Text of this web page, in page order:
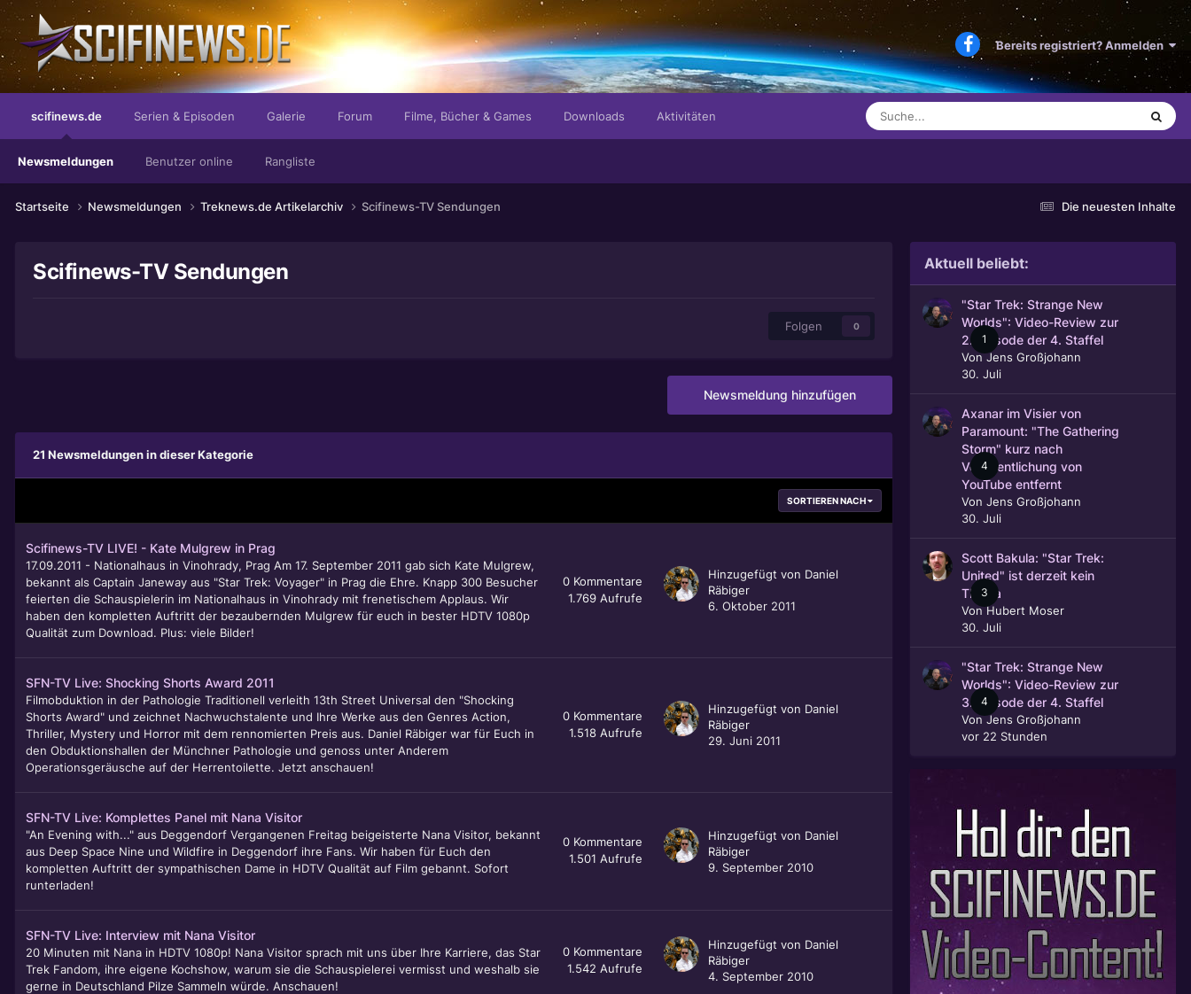
Bereits registriert? Anmelden
scifinews.de
Newsmeldungen Benutzer online Rangliste
Serien & Episoden Galerie Forum Filme, Bücher & Games Downloads Aktivitäten
Die neuesten Inhalte
Startseite Newsmeldungen Treknews.de Artikelarchiv Scifinews-TV Sendungen
Scifinews-TV Sendungen
Folgen 0
Newsmeldung hinzufügen
21 Newsmeldungen in dieser Kategorie
SORTIEREN NACH
Scifinews-TV LIVE! - Kate Mulgrew in Prag
17.09.2011 - Nationalhaus in Vinohrady, Prag Am 17. September 2011 gab sich Kate Mulgrew,
bekannt als Captain Janeway aus "Star Trek: Voyager" in Prag die Ehre. Knapp 300 Besucher
feierten die Schauspielerin im Nationalhaus in Vinohrady mit frenetischem Applaus. Wir
haben den kompletten Auftritt der bezaubernden Mulgrew für euch in bester HDTV 1080p
Qualität zum Download. Plus: viele Bilder!
0 Kommentare
1.769 Aufrufe
Hinzugefügt von Daniel
Räbiger
6. Oktober 2011
SFN-TV Live: Shocking Shorts Award 2011
Filmobduktion in der Pathologie Traditionell verleith 13th Street Universal den "Shocking
Shorts Award" und zeichnet Nachwuchstalente und Ihre Werke aus den Genres Action,
Thriller, Mystery und Horror mit dem rennomierten Preis aus. Daniel Räbiger war für Euch in
den Obduktionshallen der Münchner Pathologie und genoss unter Anderem
Operationsgeräusche auf der Herrentoilette. Jetzt anschauen!
0 Kommentare
1.518 Aufrufe
Hinzugefügt von Daniel
Räbiger
29. Juni 2011
SFN-TV Live: Komplettes Panel mit Nana Visitor
"An Evening with..." aus Deggendorf Vergangenen Freitag beigeisterte Nana Visitor, bekannt
aus Deep Space Nine und Wildfire in Deggendorf ihre Fans. Wir haben für Euch den
kompletten Auftritt der sympathischen Dame in HDTV Qualität auf Film gebannt. Sofort
runterladen!
0 Kommentare
1.501 Aufrufe
Hinzugefügt von Daniel
Räbiger
9. September 2010
SFN-TV Live: Interview mit Nana Visitor
20 Minuten mit Nana in HDTV 1080p! Nana Visitor sprach mit uns über Ihre Karriere, das Star
Trek Fandom, ihre eigene Kochshow, warum sie die Schauspielerei vermisst und weshalb sie
gerne in Deutschland Pilze Sammeln würde. Anschauen!
0 Kommentare
1.542 Aufrufe
Hinzugefügt von Daniel
Räbiger
4. September 2010
Aktuell beliebt:
1
"Star Trek: Strange New
Worlds": Video-Review zur
2. Episode der 4. Staffel
VonJens Großjohann
30. Juli
4
Axanar im Visier von
Paramount: "The Gathering
Storm" kurz nach
Veröffentlichung von
YouTube entfernt
Von Jens Großjohann
30. Juli
3
Scott Bakula: "Star Trek:
United" ist derzeit kein
Thema
VonHubert Moser
30. Juli
4
"Star Trek: Strange New
Worlds": Video-Review zur
3. Episode der 4. Staffel
VonJens Großjohann
vor 22 Stunden